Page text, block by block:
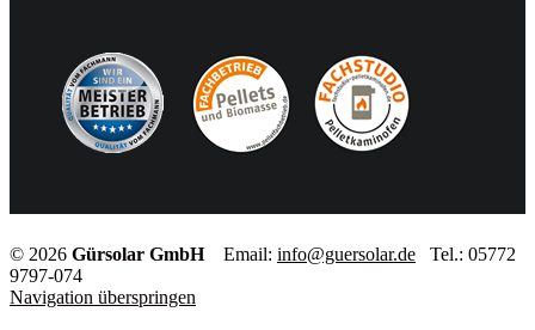
© 2026 Gürsolar GmbHEmail: info@guersolar.de Tel.: 05772
9797-074
Navigation überspringen